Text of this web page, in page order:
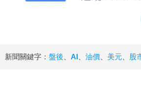
新聞關鍵字： 盤後 AI 油價 美元 股